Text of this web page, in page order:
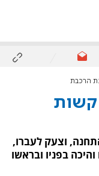
הרכבת
קשות
וצעק לעברו,
בפניו ובראשו